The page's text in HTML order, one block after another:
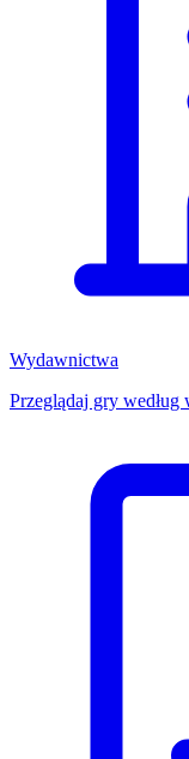
Wydawnictwa
Przeglądaj gry